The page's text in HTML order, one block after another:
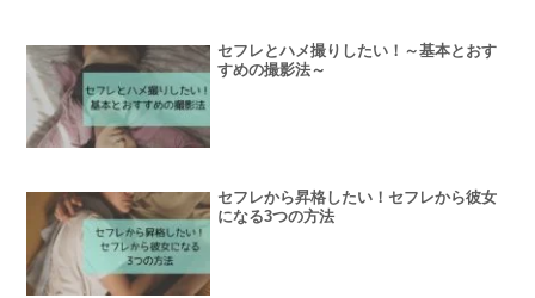
セフレとハメ撮りしたい！～基本とおす
すめの撮影法～
セフレから昇格したい！セフレから彼女
になる3つの方法